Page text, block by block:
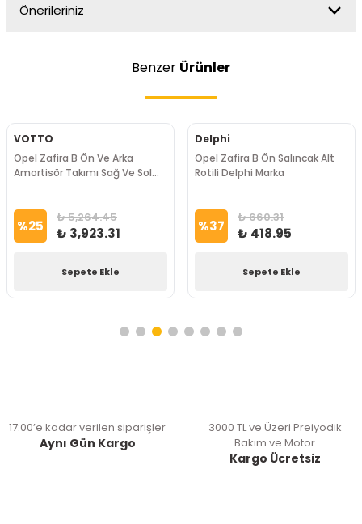
Önerileriniz
Benzer Ürünler
VOTTO
Opel Zafira B Ön Ve Arka
Amortisör Takımı Sağ Ve Sol
%25 ₺ 5,264.45
₺ 3,923.31
Sepete Ekle
Delphi
Opel Zafira B Ön Salıncak Alt
Rotili Delphi Marka
%37 ₺ 660.31
₺ 418.95
Sepete Ekle
17:00’e kadar verilen siparişler
Aynı Gün Kargo
3000 TL ve Üzeri Preiyodik
Bakım ve Motor
Kargo Ücretsiz